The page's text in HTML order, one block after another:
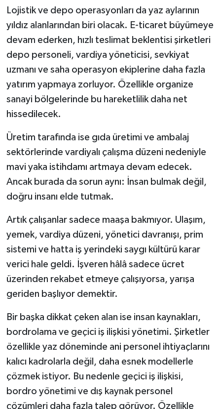
Lojistik ve depo operasyonları da yaz aylarının
yıldız alanlarından biri olacak. E-ticaret büyümeye
devam ederken, hızlı teslimat beklentisi şirketleri
depo personeli, vardiya yöneticisi, sevkiyat
uzmanı ve saha operasyon ekiplerine daha fazla
yatırım yapmaya zorluyor. Özellikle organize
sanayi bölgelerinde bu hareketlilik daha net
hissedilecek.
Üretim tarafında ise gıda üretimi ve ambalaj
sektörlerinde vardiyalı çalışma düzeni nedeniyle
mavi yaka istihdamı artmaya devam edecek.
Ancak burada da sorun aynı: İnsan bulmak değil,
doğru insanı elde tutmak.
Artık çalışanlar sadece maaşa bakmıyor. Ulaşım,
yemek, vardiya düzeni, yönetici davranışı, prim
sistemi ve hatta iş yerindeki saygı kültürü karar
verici hale geldi. İşveren hâlâ sadece ücret
üzerinden rekabet etmeye çalışıyorsa, yarışa
geriden başlıyor demektir.
Bir başka dikkat çeken alan ise insan kaynakları,
bordrolama ve geçici iş ilişkisi yönetimi. Şirketler
özellikle yaz döneminde ani personel ihtiyaçlarını
kalıcı kadrolarla değil, daha esnek modellerle
çözmek istiyor. Bu nedenle geçici iş ilişkisi,
bordro yönetimi ve dış kaynak personel
çözümleri daha fazla talep görüyor. Özellikle